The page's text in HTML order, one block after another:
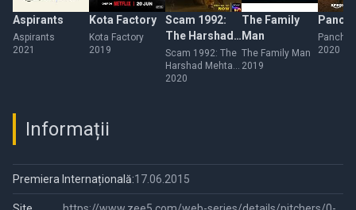
Aspirants
Aspirants
2021
Kota Factory
Kota Factory
2019
Scam 1992:
The Harshad
Mehta Story
Scam 1992: The
Harshad Mehta
Story
2020
The Family
Man
The Family Man
2019
2020
Informații
Premiera Internațională:17.06.2015